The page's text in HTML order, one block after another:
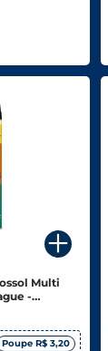
Multi
-
Poupe R$ 3,20